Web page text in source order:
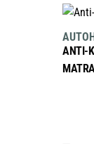
ANTI-